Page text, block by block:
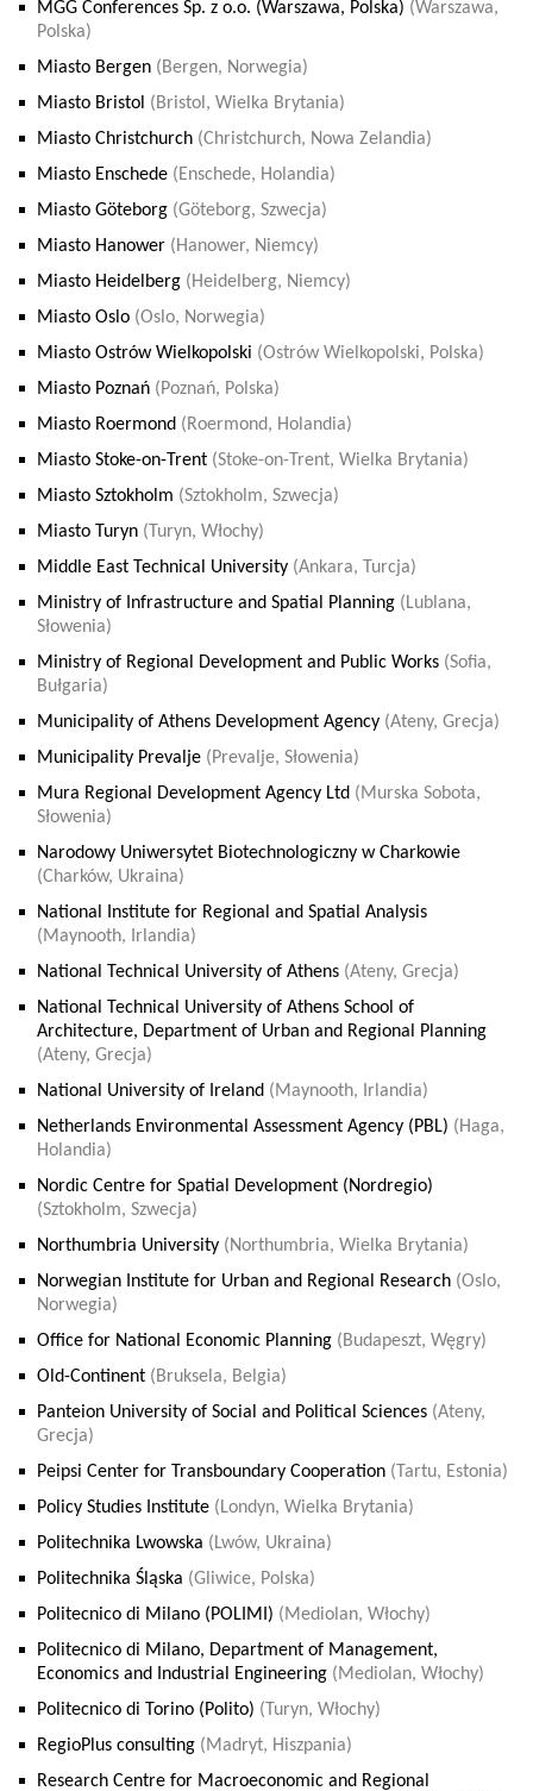
MGG Conferences Sp. z o.o. (Warszawa, Polska) (Warszawa,
Polska)
Miasto Bergen (Bergen, Norwegia)
Miasto Bristol (Bristol, Wielka Brytania)
Miasto Christchurch (Christchurch, Nowa Zelandia)
Miasto Enschede (Enschede, Holandia)
Miasto Göteborg (Göteborg, Szwecja)
Miasto Hanower (Hanower, Niemcy)
Miasto Heidelberg (Heidelberg, Niemcy)
Miasto Oslo (Oslo, Norwegia)
Miasto Ostrów Wielkopolski (Ostrów Wielkopolski, Polska)
Miasto Poznań (Poznań, Polska)
Miasto Roermond (Roermond, Holandia)
Miasto Stoke-on-Trent (Stoke-on-Trent, Wielka Brytania)
Miasto Sztokholm (Sztokholm, Szwecja)
Miasto Turyn (Turyn, Włochy)
Middle East Technical University (Ankara, Turcja)
Ministry of Infrastructure and Spatial Planning (Lublana,
Słowenia)
Ministry of Regional Development and Public Works (Sofia,
Bułgaria)
Municipality of Athens Development Agency (Ateny, Grecja)
Municipality Prevalje (Prevalje, Słowenia)
Mura Regional Development Agency Ltd (Murska Sobota,
Słowenia)
Narodowy Uniwersytet Biotechnologiczny w Charkowie
(Charków, Ukraina)
National Institute for Regional and Spatial Analysis
(Maynooth, Irlandia)
National Technical University of Athens (Ateny, Grecja)
National Technical University of Athens School of
Architecture, Department of Urban and Regional Planning
(Ateny, Grecja)
National University of Ireland (Maynooth, Irlandia)
Netherlands Environmental Assessment Agency (PBL) (Haga,
Holandia)
Nordic Centre for Spatial Development (Nordregio)
(Sztokholm, Szwecja)
Northumbria University (Northumbria, Wielka Brytania)
Norwegian Institute for Urban and Regional Research (Oslo,
Norwegia)
Office for National Economic Planning (Budapeszt, Węgry)
Old-Continent (Bruksela, Belgia)
Panteion University of Social and Political Sciences (Ateny,
Grecja)
Peipsi Center for Transboundary Cooperation (Tartu, Estonia)
Policy Studies Institute (Londyn, Wielka Brytania)
Politechnika Lwowska (Lwów, Ukraina)
Politechnika Śląska (Gliwice, Polska)
Politecnico di Milano (POLIMI) (Mediolan, Włochy)
Politecnico di Milano, Department of Management,
Economics and Industrial Engineering (Mediolan, Włochy)
Politecnico di Torino (Polito) (Turyn, Włochy)
RegioPlus consulting (Madryt, Hiszpania)
Research Centre for Macroeconomic and Regional